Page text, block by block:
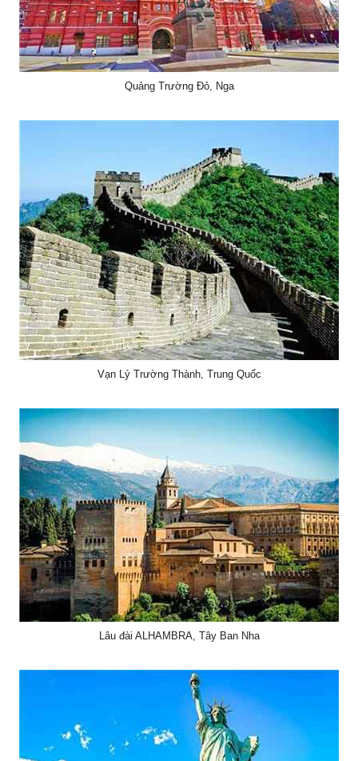
Quảng Trường Đỏ, Nga
Vạn Lý Trường Thành, Trung Quốc
Lâu đài ALHAMBRA, Tây Ban Nha